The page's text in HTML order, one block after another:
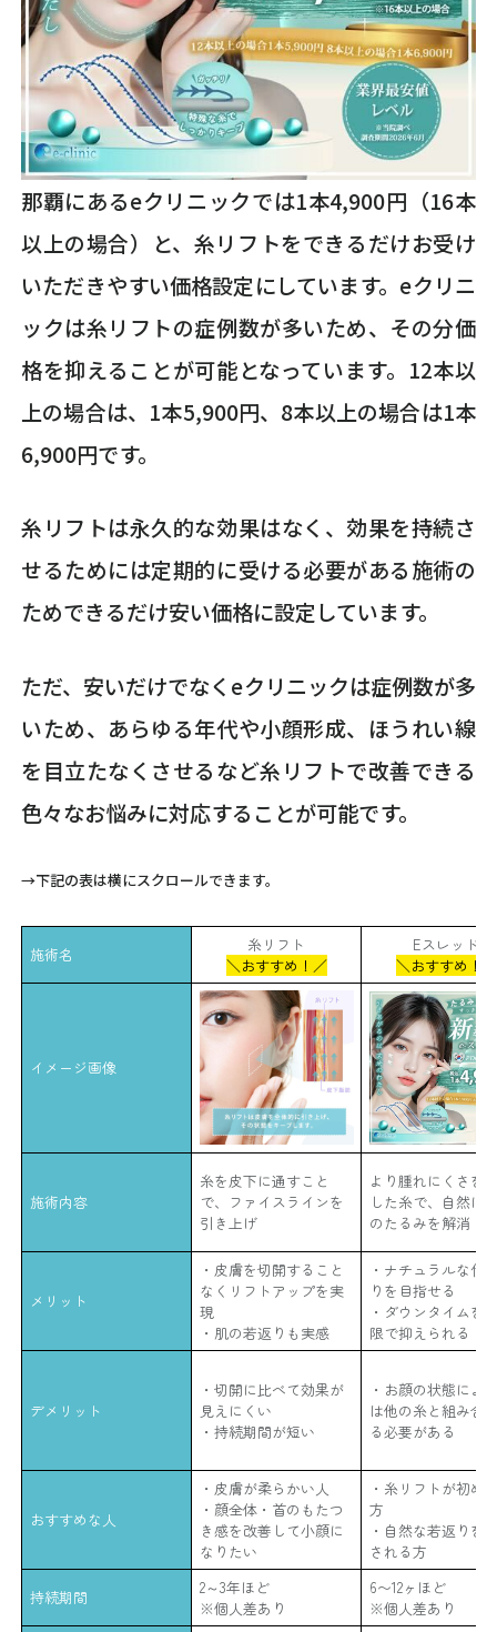
那覇にあるeクリニックでは1本4,900円（16本
以上の場合）と、糸リフトをできるだけお受け
いただきやすい価格設定にしています。eクリニ
ックは糸リフトの症例数が多いため、その分価
格を抑えることが可能となっています。12本以
上の場合は、1本5,900円、8本以上の場合は1本
6,900円です。
糸リフトは永久的な効果はなく、効果を持続さ
せるためには定期的に受ける必要がある施術の
ためできるだけ安い価格に設定しています。
ただ、安いだけでなくeクリニックは症例数が多
いため、あらゆる年代や小顔形成、ほうれい線
を目立たなくさせるなど糸リフトで改善できる
色々なお悩みに対応することが可能です。
→下記の表は横にスクロールできます。
施術名
糸リフト
＼おすすめ！／
Eスレッド
＼おすすめ！／
イメージ画像
施術内容
糸を皮下に通すこと
で、ファイスラインを
引き上げ
より腫れにくさを
した糸で、自然に
のたるみを解消
メリット
・皮膚を切開すること
なくリフトアップを実
現
・肌の若返りも実感
・ナチュラルな仕
りを目指せる
・ダウンタイムを
限で抑えられる
デメリット
・切開に比べて効果が
見えにくい
・持続期間が短い
・お顔の状態によ
は他の糸と組み合
る必要がある
おすすめな人
・皮膚が柔らかい人
・顔全体・首のもたつ
き感を改善して小顔に
なりたい
・糸リフトが初め
方
・自然な若返りを
される方
持続期間
2～3年ほど
※個人差あり
6〜12ヶほど
※個人差あり